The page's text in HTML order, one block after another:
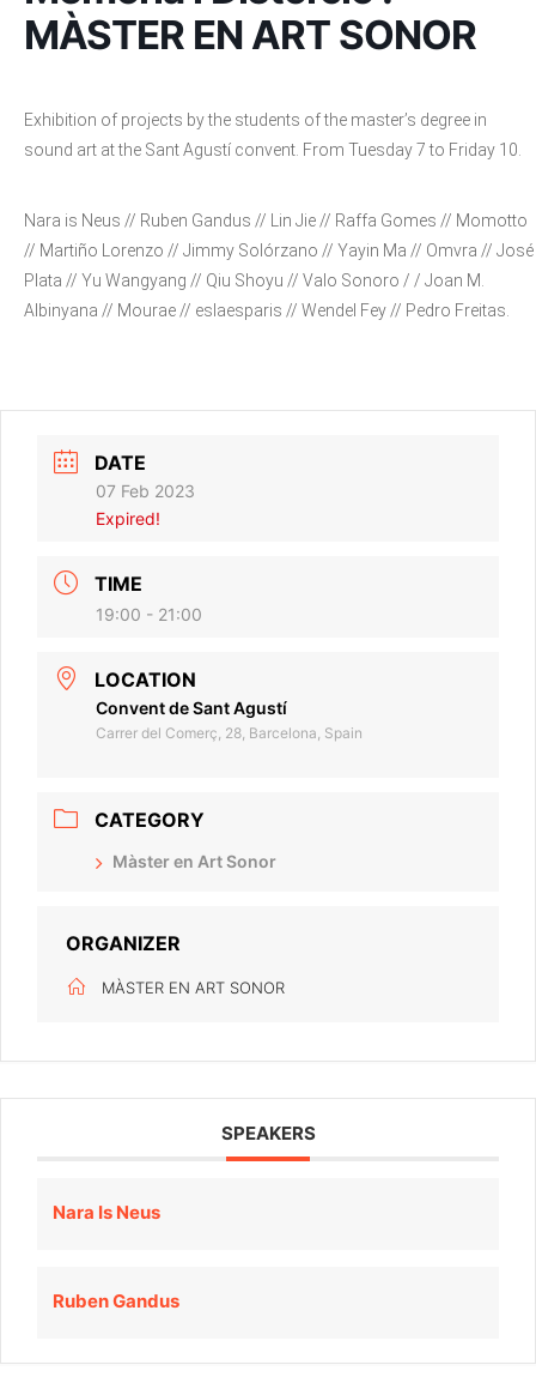
MÀSTER EN ART SONOR
Exhibition of projects by the students of the master’s degree in
sound art at the Sant Agustí convent. From Tuesday 7 to Friday 10.
Nara is Neus // Ruben Gandus // Lin Jie // Raffa Gomes // Momotto
// Martiño Lorenzo // Jimmy Solórzano // Yayin Ma // Omvra // José
Plata // Yu Wangyang // Qiu Shoyu // Valo Sonoro / / Joan M.
Albinyana // Mourae // eslaesparis // Wendel Fey // Pedro Freitas.
DATE
07 Feb 2023
Expired!
TIME
19:00 - 21:00
LOCATION
Convent de Sant Agustí
Carrer del Comerç, 28, Barcelona, Spain
CATEGORY
Màster en Art Sonor
ORGANIZER
MÀSTER EN ART SONOR
SPEAKERS
Nara Is Neus
Ruben Gandus